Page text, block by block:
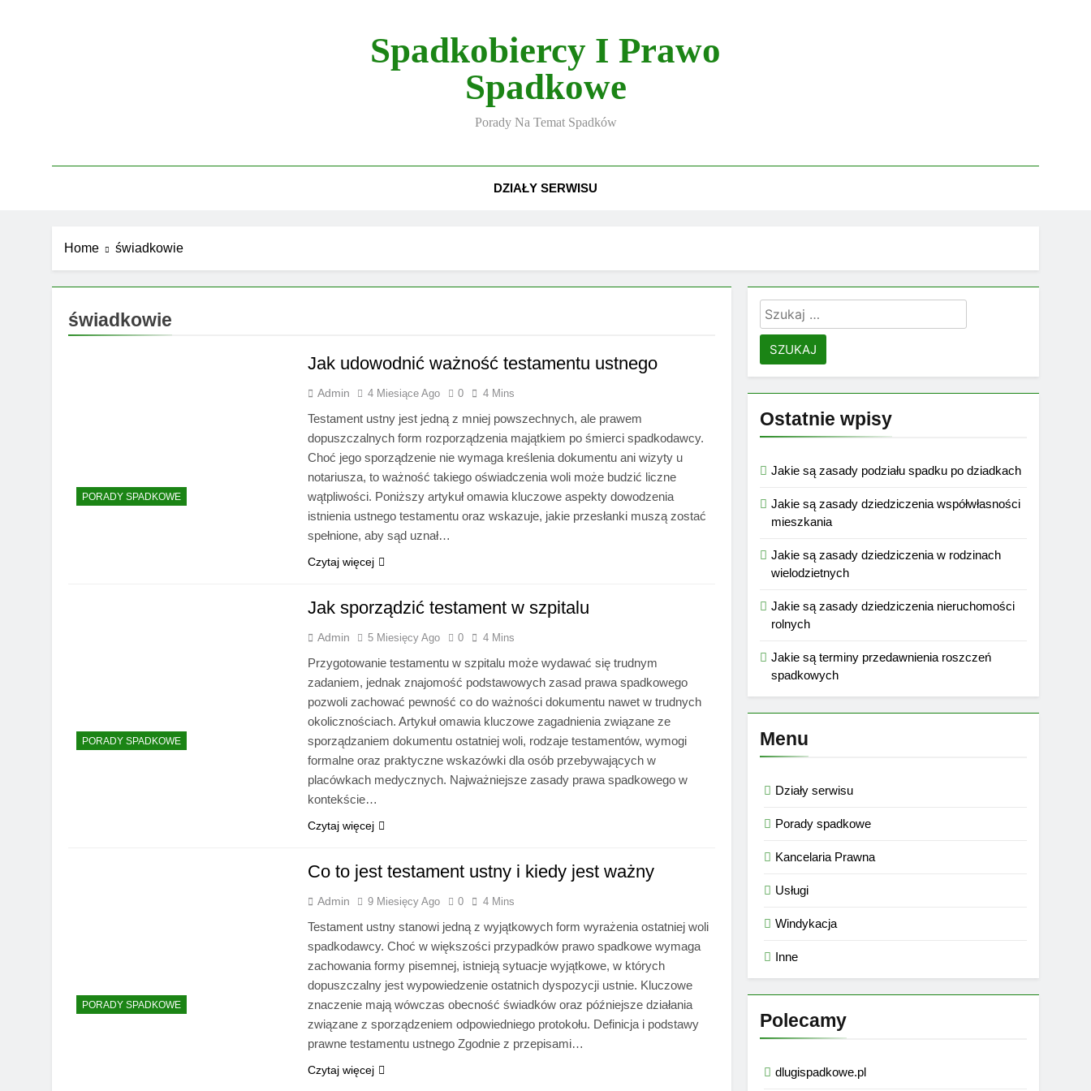
Spadkobiercy I Prawo
Spadkowe
Porady Na Temat Spadków
DZIAŁY SERWISU
Home świadkowie
świadkowie
PORADY SPADKOWE
Jak udowodnić ważność testamentu ustnego
Admin 4 Miesiące Ago 0 4 Mins
Testament ustny jest jedną z mniej powszechnych, ale prawem
dopuszczalnych form rozporządzenia majątkiem po śmierci spadkodawcy.
Choć jego sporządzenie nie wymaga kreślenia dokumentu ani wizyty u
notariusza, to ważność takiego oświadczenia woli może budzić liczne
wątpliwości. Poniższy artykuł omawia kluczowe aspekty dowodzenia
istnienia ustnego testamentu oraz wskazuje, jakie przesłanki muszą zostać
spełnione, aby sąd uznał…
Czytaj więcej
PORADY SPADKOWE
Jak sporządzić testament w szpitalu
Admin 5 Miesięcy Ago 0 4 Mins
Przygotowanie testamentu w szpitalu może wydawać się trudnym
zadaniem, jednak znajomość podstawowych zasad prawa spadkowego
pozwoli zachować pewność co do ważności dokumentu nawet w trudnych
okolicznościach. Artykuł omawia kluczowe zagadnienia związane ze
sporządzaniem dokumentu ostatniej woli, rodzaje testamentów, wymogi
formalne oraz praktyczne wskazówki dla osób przebywających w
placówkach medycznych. Najważniejsze zasady prawa spadkowego w
kontekście…
Czytaj więcej
PORADY SPADKOWE
Co to jest testament ustny i kiedy jest ważny
Admin 9 Miesięcy Ago 0 4 Mins
Testament ustny stanowi jedną z wyjątkowych form wyrażenia ostatniej woli
spadkodawcy. Choć w większości przypadków prawo spadkowe wymaga
zachowania formy pisemnej, istnieją sytuacje wyjątkowe, w których
dopuszczalny jest wypowiedzenie ostatnich dyspozycji ustnie. Kluczowe
znaczenie mają wówczas obecność świadków oraz późniejsze działania
związane z sporządzeniem odpowiedniego protokołu. Definicja i podstawy
prawne testamentu ustnego Zgodnie z przepisami…
Czytaj więcej
Szukaj:
Ostatnie wpisy
Jakie są zasady podziału spadku po dziadkach
Jakie są zasady dziedziczenia współwłasności
mieszkania
Jakie są zasady dziedziczenia w rodzinach
wielodzietnych
Jakie są zasady dziedziczenia nieruchomości
rolnych
Jakie są terminy przedawnienia roszczeń
spadkowych
Menu
Działy serwisu
Porady spadkowe
Kancelaria Prawna
Usługi
Windykacja
Inne
Polecamy
dlugispadkowe.pl